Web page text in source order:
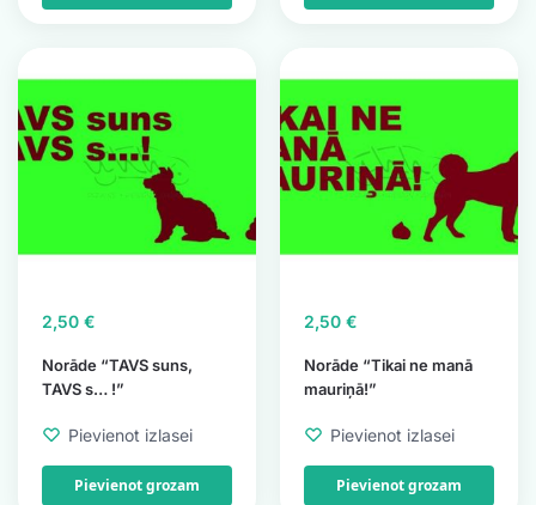
Norāde “TAVS suns,
TAVS s… !”
2,50 €
Pievienot izlasei
Pievienot grozam
Norāde “Tikai ne manā
mauriņā!”
2,50 €
Pievienot izlasei
Pievienot grozam